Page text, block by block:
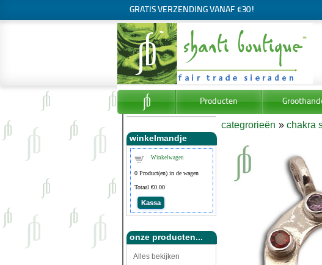
GRATIS VERZENDING VANAF €30!
Producten
winkelmandje
Winkelwagen
0Product(en) in de wagen
Totaal €0.00
Kassa
onze producten...
Alles bekijken
categrorieën » chakra